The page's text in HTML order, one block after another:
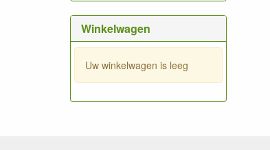
Winkelwagen
Uw winkelwagen is leeg